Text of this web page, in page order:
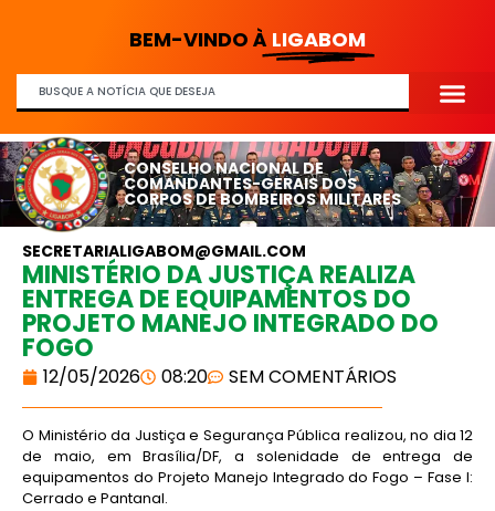
BEM-VINDO À LIGABOM
CONSELHO NACIONAL DE
COMANDANTES-GERAIS DOS
CORPOS DE BOMBEIROS MILITARES
SECRETARIALIGABOM@GMAIL.COM
MINISTÉRIO DA JUSTIÇA REALIZA
ENTREGA DE EQUIPAMENTOS DO
PROJETO MANEJO INTEGRADO DO
FOGO
12/05/2026 08:20 SEM COMENTÁRIOS
O Ministério da Justiça e Segurança Pública realizou, no dia 12
de maio, em Brasília/DF, a solenidade de entrega de
equipamentos do Projeto Manejo Integrado do Fogo – Fase I:
Cerrado e Pantanal.